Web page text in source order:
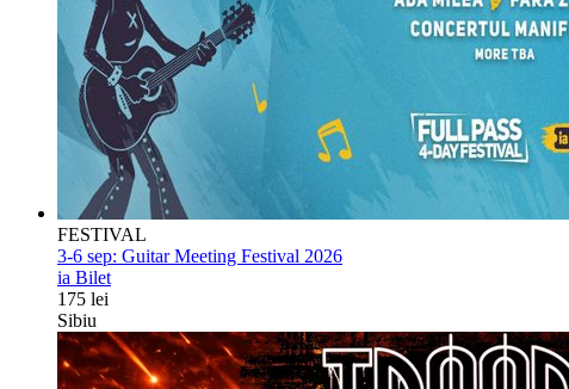
FESTIVAL
3-6 sep: Guitar Meeting Festival 2026
ia Bilet
175 lei
Sibiu